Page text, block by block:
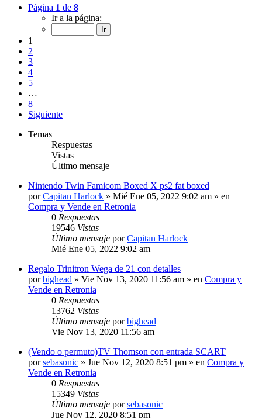
Página 1 de 8
Ir a la página:
1
2
3
4
5
…
8
Siguiente
Temas
Respuestas
Vistas
Último mensaje
Nintendo Twin Famicom Boxed X ps2 fat boxed
porCapitan Harlock » Mié Ene 05, 2022 9:02 am » en
Compra y Vende en Retronia
0 Respuestas
19546 Vistas
Último mensaje porCapitan Harlock
Mié Ene 05, 2022 9:02 am
Regalo Trinitron Wega de 21 con detalles
porbighead » Vie Nov 13, 2020 11:56 am » en Compra y
Vende en Retronia
0 Respuestas
13762 Vistas
Último mensaje porbighead
Vie Nov 13, 2020 11:56 am
(Vendo o permuto)TV Thomson con entrada SCART
porsebasonic » Jue Nov 12, 2020 8:51 pm » en Compra y
Vende en Retronia
0 Respuestas
15349 Vistas
Último mensaje porsebasonic
Jue Nov 12, 2020 8:51 pm